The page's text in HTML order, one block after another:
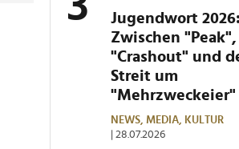
Jugendwort 2026:
Zwischen "Peak",
"Crashout" und
Streit um
"Mehrzweckeier"
NEWS, MEDIA,
KULTUR
| 28.07.2026